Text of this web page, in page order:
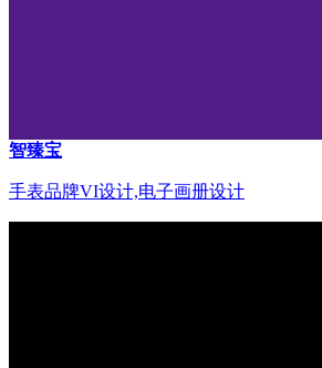
智臻宝
手表品牌VI设计,电子画册设计